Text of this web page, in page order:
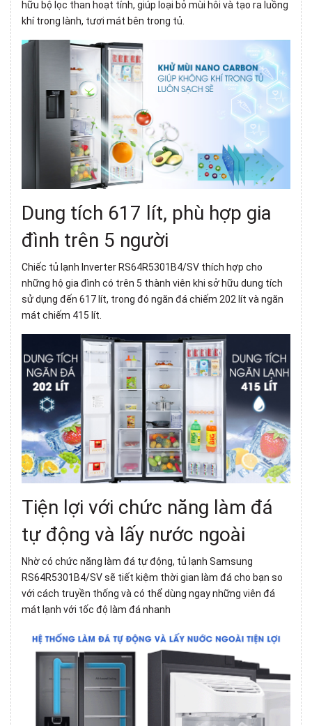
hữu bộ lọc than hoạt tính, giúp loại bỏ mùi hôi và tạo ra luồng
khí trong lành, tươi mát bên trong tủ.
Dung tích 617 lít, phù hợp gia
đình trên 5 người
Chiếc tủ lạnh Inverter RS64R5301B4/SV thích hợp cho
những hộ gia đình có trên 5 thành viên khi sở hữu dung tích
sử dụng đến 617 lít, trong đó ngăn đá chiếm 202 lít và ngăn
mát chiếm 415 lít.
Tiện lợi với chức năng làm đá
tự động và lấy nước ngoài
Nhờ có chức năng làm đá tự động, tủ lạnh Samsung
RS64R5301B4/SV sẽ tiết kiệm thời gian làm đá cho bạn so
với cách truyền thống và có thể dùng ngay những viên đá
mát lạnh với tốc độ làm đá nhanh